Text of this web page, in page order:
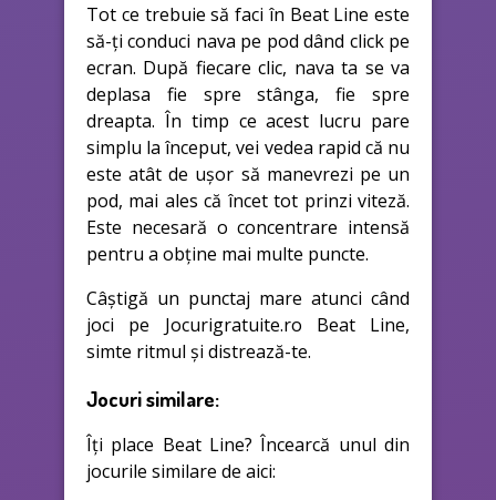
Tot ce trebuie să faci în Beat Line este
să-ți conduci nava pe pod dând click pe
ecran. După fiecare clic, nava ta se va
deplasa fie spre stânga, fie spre
dreapta. În timp ce acest lucru pare
simplu la început, vei vedea rapid că nu
este atât de ușor să manevrezi pe un
pod, mai ales că încet tot prinzi viteză.
Este necesară o concentrare intensă
pentru a obține mai multe puncte.
Câștigă un punctaj mare atunci când
joci pe Jocurigratuite.ro Beat Line,
simte ritmul și distrează-te.
Jocuri similare:
Îți place Beat Line? Încearcă unul din
jocurile similare de aici: